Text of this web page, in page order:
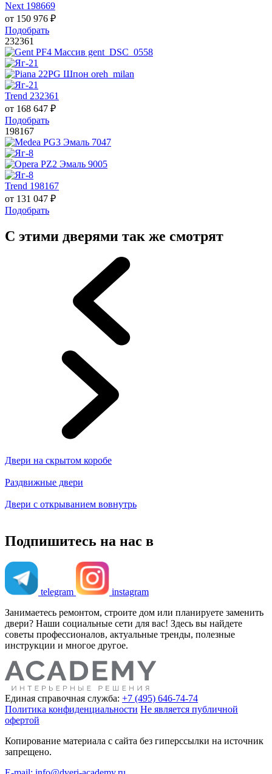
Next 198669
от 150 976 ₽
Подобрать
232361
Trend 232361
от 168 647 ₽
Подобрать
198167
Trend 198167
от 131 047 ₽
Подобрать
С этими дверями так же смотрят
Двери на скрытом коробе
Раздвижные двери
Двери с открыванием вовнутрь
Подпишитесь на нас в
telegram
instagram
Занимаетесь ремонтом, строите дом или планируете заменить
двери? Наши социальные сети для вас! Здесь вы найдете
советы профессионалов, актуальные тренды, полезные
инструкции и многое другое.
Единая справочная служба: +7 (495) 646-74-74
Политика конфиденциальности Не является публичной
офертой
Копирование материала с сайта без гиперссылки на источник
запрещено.